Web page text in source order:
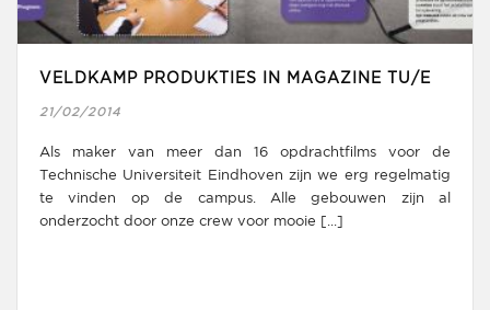
VELDKAMP PRODUKTIES IN MAGAZINE TU/E
21/02/2014
Als maker van meer dan 16 opdrachtfilms voor de
Technische Universiteit Eindhoven zijn we erg regelmatig
te vinden op de campus. Alle gebouwen zijn al
onderzocht door onze crew voor mooie [...]